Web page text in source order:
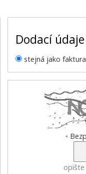
Dodací údaje
stejná jako
*
opište